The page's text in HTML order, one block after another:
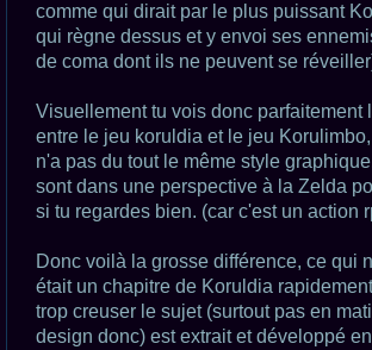
comme qui dirait par le plus puissant
qui règne dessus et y envoi ses
de coma dont ils ne peuvent se
Visuellement tu vois donc parfaitement
entre le jeu koruldia et le jeu
n'a pas du tout le même style
sont dans une perspective à la Zelda
si tu regardes bien. (car c'est un action
Donc voilà la grosse différence, ce qui
était un chapitre de Koruldia
trop creuser le sujet (surtout pas en
design donc) est extrait et développé